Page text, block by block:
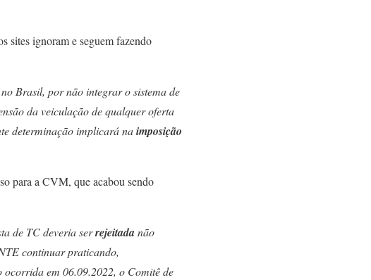
sites ignoram e seguem fazendo
Brasil, por não integrar o sistema de
da veiculação de qualquer oferta
determinação implicará naimposição
para a CVM, que acabou sendo
de TC deveria serrejeitadanão
continuar praticando,
em 06.09.2022, o Comitê de